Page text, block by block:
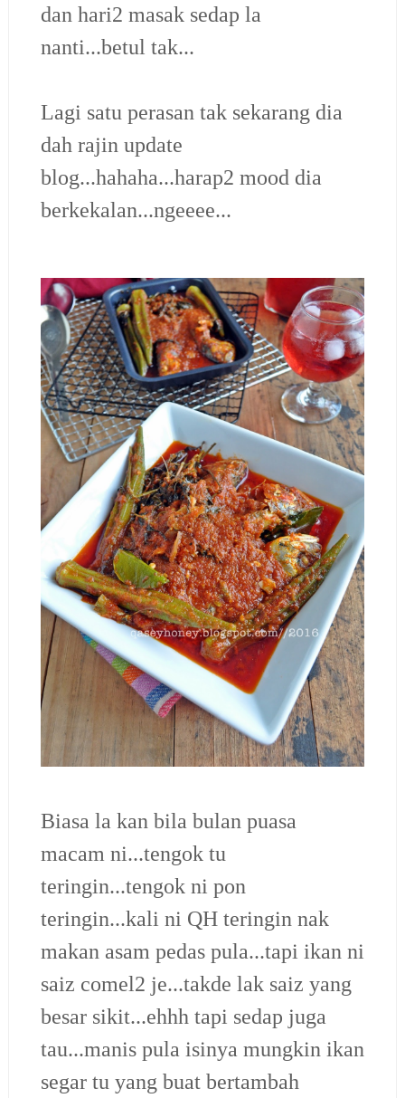
dan hari2 masak sedap la
nanti...betul tak...
Lagi satu perasan tak sekarang dia
dah rajin update
blog...hahaha...harap2 mood dia
berkekalan...ngeeee...
Biasa la kan bila bulan puasa
macam ni...tengok tu
teringin...tengok ni pon
teringin...kali ni QH teringin nak
makan asam pedas pula...tapi ikan ni
saiz comel2 je...takde lak saiz yang
besar sikit...ehhh tapi sedap juga
tau...manis pula isinya mungkin ikan
segar tu yang buat bertambah